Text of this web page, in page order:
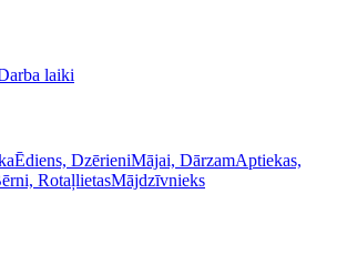
laiki
Ēdiens, DzērieniMājai, DārzamAptiekas,
RotaļlietasMājdzīvnieks